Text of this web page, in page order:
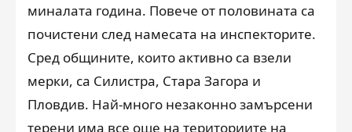
миналата година. Повече от половината са
почистени след намесата на инспекторите.
Сред общините, които активно са взели
мерки, са Силистра, Стара Загора и
Пловдив. Най-много незаконно замърсени
терени има все още на териториите на